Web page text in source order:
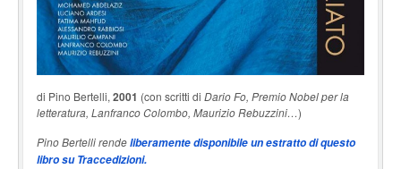
di Pino Bertelli, 2001 (con scritti di Dario Fo, Premio Nobel per la
letteratura, Lanfranco Colombo, Maurizio Rebuzzini…)
Pino Bertelli rendeliberamente disponibile un estratto di questo
libro su Traccedizioni.